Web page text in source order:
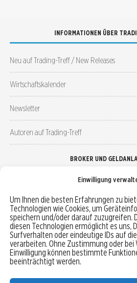
Einwilligung
Um Ihnen die besten Erfahrungen zu
Technologien wie Cookies, um
speichern und/oder darauf zuzugreifen.
diesen Technologien ermöglicht es uns,
Surfverhalten oder eindeutige IDs auf
verarbeiten. Ohne Zustimmung oder bei
Einwilligung können bestimmte
beeinträchtigt werden.
INFORMATIONEN ÜBER
Neu auf Trading-Treff / New Releases
Wirtschaftskalender
Newsletter
Autoren auf Trading-Treff
BROKER UND
Robo-Advisor vergleichen
Depotvergleich
Festgeld vergleichen